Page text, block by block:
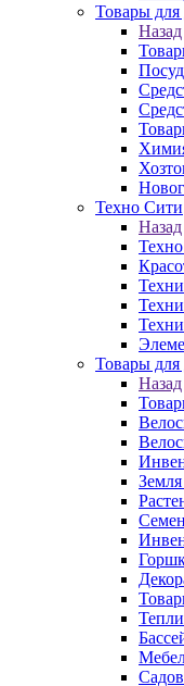
Товары
Назад
Техно Сити
Назад
Товары для
Назад